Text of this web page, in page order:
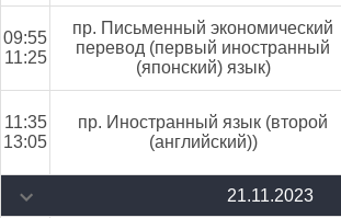
09:55
11:25
пр. Письменный экономический
перевод (первый иностранный
(японский) язык)
11:35
13:05
пр. Иностранный язык (второй
(английский))
21.11.2023